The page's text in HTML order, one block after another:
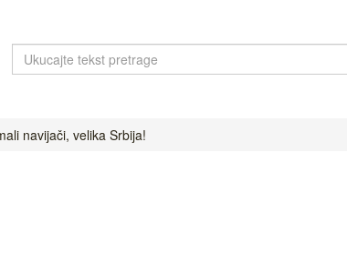
navijači, velika Srbija!